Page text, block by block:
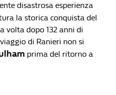
disastrosa esperienza
la storica conquista del
volta dopo 132 anni di
di Ranieri non si
prima del ritorno a